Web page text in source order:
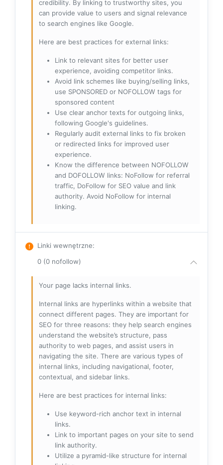
credibility. By linking to trustworthy sites, you
can provide value to users and signal relevance
to search engines like Google.
Here are best practices for external links:
Link to relevant sites for better user
experience, avoiding competitor links.
Avoid link schemes like buying/selling links,
use SPONSORED or NOFOLLOW tags for
sponsored content
Use clear anchor texts for outgoing links,
following Google's guidelines.
Regularly audit external links to fix broken
or redirected links for improved user
experience.
Know the difference between NOFOLLOW
and DOFOLLOW links: NoFollow for referral
traffic, DoFollow for SEO value and link
authority. Avoid NoFollow for internal
linking.
Linki wewnętrzne:
0 (0 nofollow)
Your page lacks internal links.
Internal links are hyperlinks within a website that
connect different pages. They are important for
SEO for three reasons: they help search engines
understand the website’s structure, pass
authority to web pages, and assist users in
navigating the site. There are various types of
internal links, including navigational, footer,
contextual, and sidebar links.
Here are best practices for internal links:
Use keyword-rich anchor text in internal
links.
Link to important pages on your site to send
link authority.
Utilize a pyramid-like structure for internal